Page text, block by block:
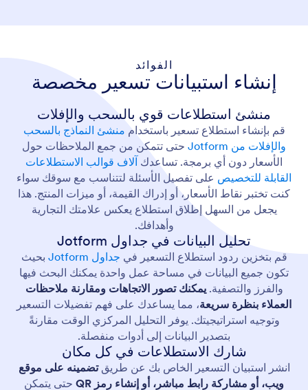
الفوائد
إنشاء استبيانات تسعير مخصصة
منشئ استطلاعات قوي بالسحب والإفلات
قم بإنشاء استطلاع تسعير باستخدام منشئ النماذج بالسحب
والإفلات من Jotform
حتى تتمكن من جمع الملاحظات حول
الأسعار دون أي برمجة. تساعدك آلاف قوالب الاستطلاعات
القابلة للتخصيص على تفصيل الأسئلة لتتناسب مع سوقك سواء
كنت تختبر نقاط الأسعار، أو إدراك القيمة، أو ميزات المنتج. هذا
يجعل من السهل إطلاق استطلاع يعكس علامتك التجارية
وأهدافك.
تحليل البيانات في جداول Jotform
قم بتخزين ردود استطلاع التسعير في جداول Jotform
بحيث
تكون جميع البيانات في مساحة عمل واحدة يمكنك البحث فيها
والفرز والتصفية.يمكنك تصور الاتجاهات ومقارنة ملاحظات
العملاء بنظرة سريعة، مما يساعدك على فهم تفضيلات التسعير
وتوجيه استراتيجيتك. يوفر التحليل المركزي الوقت مقارنةً
بتصدير البيانات إلى أدوات منفصلة.
شارك الاستطلاعات في كل مكان
انشر استبيان التسعير الخاص بك عن طريقتضمينه على موقع
ويب، أو مشاركة رابط مباشر، أو إنشاء رمز QR
حتى يتمكن